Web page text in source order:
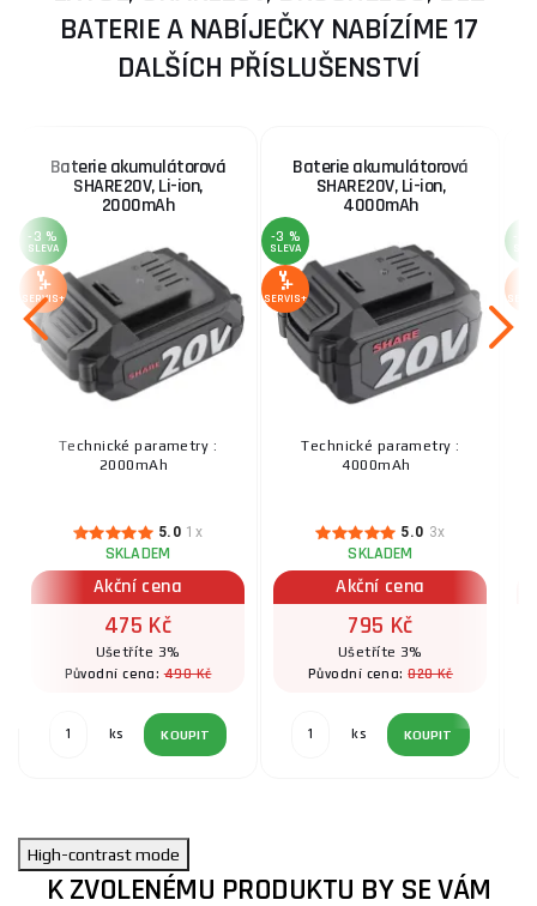
BATERIE A NABÍJEČKY NABÍZÍME 17
DALŠÍCH PŘÍSLUŠENSTVÍ
Baterie akumulátorová
SHARE20V, Li-ion,
2000mAh
-3 %
SLEVA
SERVIS+
Technické parametry :
2000mAh
5.0 1x
SKLADEM
Akční cena
475 Kč
Ušetříte 3%
Původní cena:490 Kč
ks KOUPIT
Baterie akumulátorová
SHARE20V, Li-ion,
4000mAh
-3 %
SLEVA
SERVIS+
Technické parametry :
4000mAh
5.0 3x
SKLADEM
Akční cena
795 Kč
Ušetříte 3%
Původní cena:820 Kč
ks KOUPIT
High-contrast mode
K ZVOLENÉMU PRODUKTU BY SE VÁM